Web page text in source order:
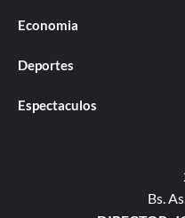
Economia
Deportes
Espectaculos
Bs.